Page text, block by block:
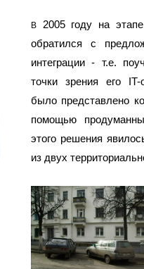
В
2005 году на
обратился с
интеграции - т.е.
точки зрения его
было представлено
помощью
этого решения
из двух